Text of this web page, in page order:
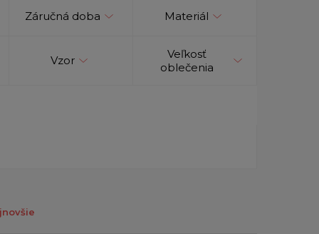
Záručná doba Materiál
Vzor
Veľkosť
oblečenia